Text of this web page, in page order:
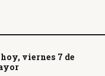
viernes 7 de